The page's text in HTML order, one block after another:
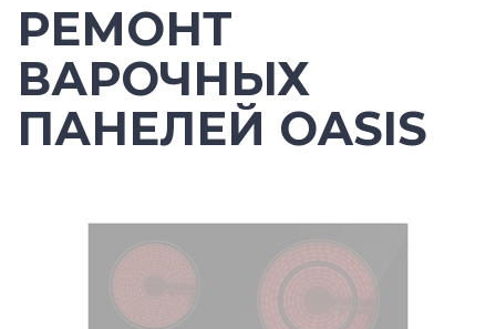
РЕМОНТ
ВАРОЧНЫХ
ПАНЕЛЕЙ OASIS